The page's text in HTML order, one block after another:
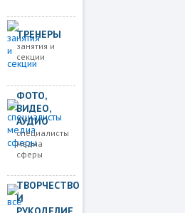
ТРЕНЕРЫ
занятия и
секции
ФОТО,
ВИДЕО,
АУДИО
специалисты
медиа
сферы
ТВОРЧЕСТВО
И